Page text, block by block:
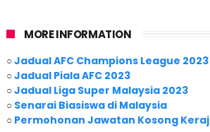
MORE INFORMATION
○Jadual AFC Champions League 2023
○Jadual Piala AFC 2023
○Jadual Liga Super Malaysia 2023
○ Senarai Biasiswa di Malaysia
○ Permohonan Jawatan Kosong